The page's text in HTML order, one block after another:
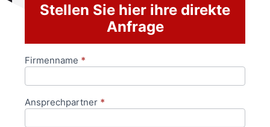
Stellen Sie hier ihre direkte
Anfrage
Anfrageformular
Firmenname *
Ansprechpartner *